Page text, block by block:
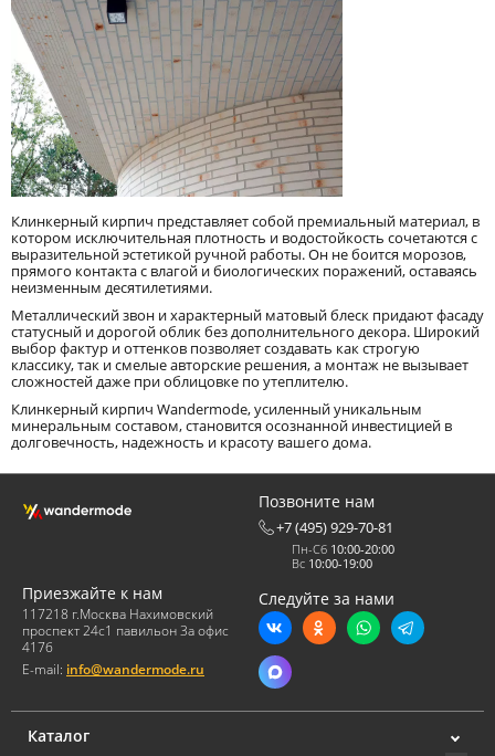
Клинкерный кирпич представляет собой премиальный материал, в
котором исключительная плотность и водостойкость сочетаются с
выразительной эстетикой ручной работы. Он не боится морозов,
прямого контакта с влагой и биологических поражений, оставаясь
неизменным десятилетиями.
Металлический звон и характерный матовый блеск придают фасаду
статусный и дорогой облик без дополнительного декора. Широкий
выбор фактур и оттенков позволяет создавать как строгую
классику, так и смелые авторские решения, а монтаж не вызывает
сложностей даже при облицовке по утеплителю.
Клинкерный кирпич Wandermode, усиленный уникальным
минеральным составом, становится осознанной инвестицией в
долговечность, надежность и красоту вашего дома.
Позвоните нам
+7 (495) 929-70-81
Пн-Сб 10:00-20:00
Вс 10:00-19:00
Приезжайте к нам
117218 г.Москва Нахимовский
проспект 24с1 павильон 3а офис
417б
E-mail: info@wandermode.ru
Следуйте за нами
Каталог